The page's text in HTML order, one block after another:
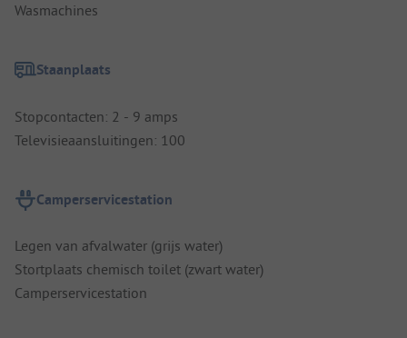
Wasmachines
Staanplaats
Stopcontacten: 2 - 9 amps
Televisieaansluitingen: 100
Camperservicestation
Legen van afvalwater (grijs water)
Stortplaats chemisch toilet (zwart water)
Camperservicestation